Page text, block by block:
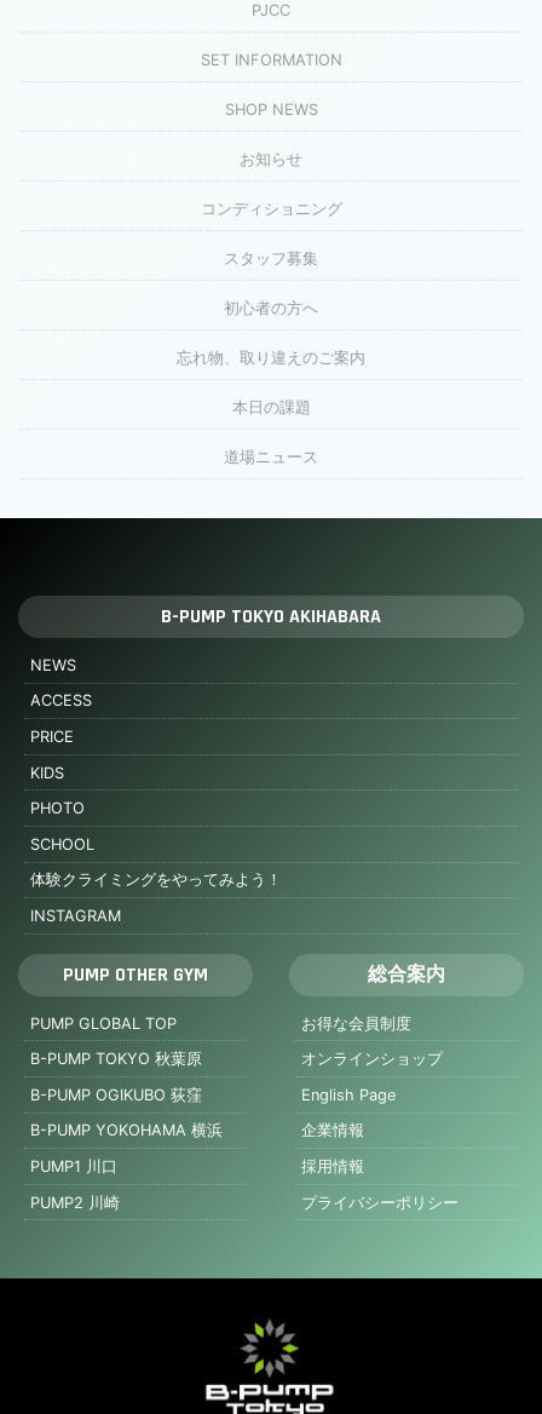
PJCC
SET INFORMATION
SHOP NEWS
お知らせ
コンディショニング
スタッフ募集
初心者の方へ
忘れ物、取り違えのご案内
本日の課題
道場ニュース
B-PUMP TOKYO AKIHABARA
NEWS
ACCESS
PRICE
KIDS
PHOTO
SCHOOL
体験クライミングをやってみよう！
INSTAGRAM
PUMP OTHER GYM
PUMP GLOBAL TOP
B-PUMP TOKYO 秋葉原
B-PUMP OGIKUBO 荻窪
B-PUMP YOKOHAMA 横浜
PUMP1 川口
PUMP2 川崎
総合案内
お得な会員制度
オンラインショップ
English Page
企業情報
採用情報
プライバシーポリシー